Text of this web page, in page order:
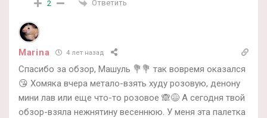
2 Ответить
Marina 4 лет назад
Спасибо за обзор, Машуль 💐💐 так вовремя оказался
😘 Хомяка вчера метало-взять худу розовую, денону
мини лав или еще что-то розовое 🙈😅 А сегодня твой
обзор-взяла нежнятину весеннюю. У меня эта палетка